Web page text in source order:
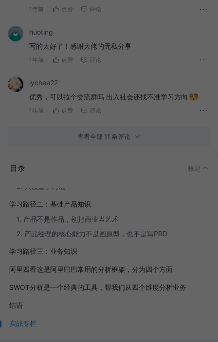
1年前 点赞 评论
huoting
写的太好了！感谢大佬的无私分享
1年前 点赞 评论
lychee22
优秀，可以拉个交流群吗 出入社会还找不准学习方向
1年前 点赞 评论
查看全部 11 条评论
目录 收起
从程序员转型到AI产品负责人的优势
1. 学习要有边界感
2. 大模型学习法
学习路径二：基础产品知识
1. 产品不是作品，别把商业当艺术
2. 产品经理的核心能力不是画原型，也不是写PRD
学习路径三：业务知识
阿里四看这是阿里巴巴常用的分析框架，分为四个方面
SWOT分析是一个经典的工具，帮我们从四个维度分析业务
结语
实战专栏